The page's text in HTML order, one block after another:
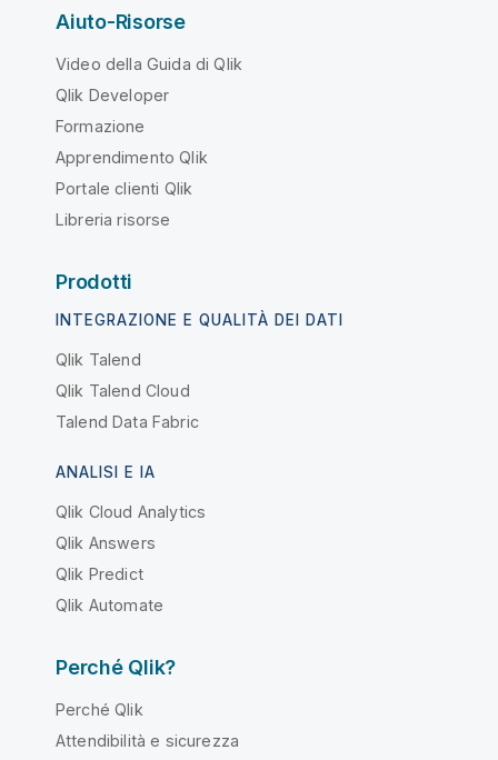
Aiuto-Risorse
Video della Guida di Qlik
Qlik Developer
Formazione
Apprendimento Qlik
Portale clienti Qlik
Libreria risorse
Prodotti
INTEGRAZIONE E QUALITÀ DEI DATI
Qlik Talend
Qlik Talend Cloud
Talend Data Fabric
ANALISI E IA
Qlik Cloud Analytics
Qlik Answers
Qlik Predict
Qlik Automate
Perché Qlik?
Perché Qlik
Attendibilità e sicurezza